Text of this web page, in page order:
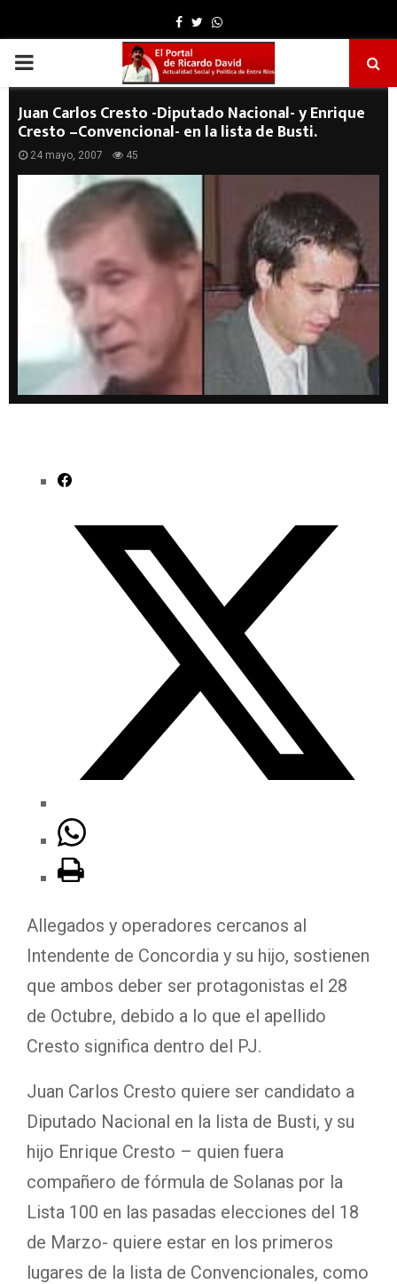
Facebook
TwitterWhatsapp
PRIMARY
MENU
Juan Carlos Cresto -Diputado Nacional- y Enrique
Cresto –Convencional- en la lista de Busti.
24 mayo, 2007 45
Allegados y operadores cercanos al
Intendente de Concordia y su hijo, sostienen
que ambos deber ser protagonistas el 28
de Octubre, debido a lo que el apellido
Cresto significa dentro del PJ.
Juan Carlos Cresto quiere ser candidato a
Diputado Nacional en la lista de Busti, y su
hijo Enrique Cresto – quien fuera
compañero de fórmula de Solanas por la
Lista 100 en las pasadas elecciones del 18
de Marzo- quiere estar en los primeros
lugares de la lista de Convencionales, como